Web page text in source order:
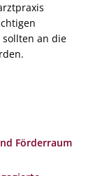
an die
Förderraum